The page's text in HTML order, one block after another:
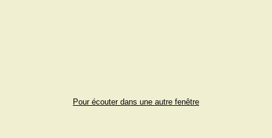
Pour écouter dans une autre fenêtre